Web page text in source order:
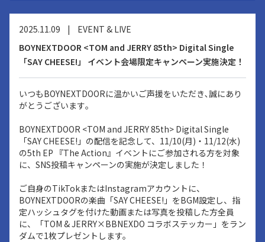
2025.11.09 |
EVENT & LIVE
BOYNEXTDOOR <TOM and JERRY 85th> Digital Single
「SAY CHEESE!」 イベント会場限定キャンペーン実施決定！
いつもBOYNEXTDOORに温かいご声援をいただき､誠にあり
がとうございます｡
BOYNEXTDOOR <TOM and JERRY 85th> Digital Single
「SAY CHEESE!」の配信を記念して、11/10(月)・11/12(水)
の5th EP 『The Action』イベントにご参加される方を対象
に、SNS投稿キャンペーンの実施が決定しました！
ご自身のTikTokまたはInstagramアカウントに、
BOYNEXTDOORの楽曲「SAY CHEESE!」をBGM設定し、指
定ハッシュタグを付けた動画または写真を投稿した方全員
に、「TOM & JERRY×BBNEXDO コラボステッカー」をラン
ダムで1枚プレゼントします。